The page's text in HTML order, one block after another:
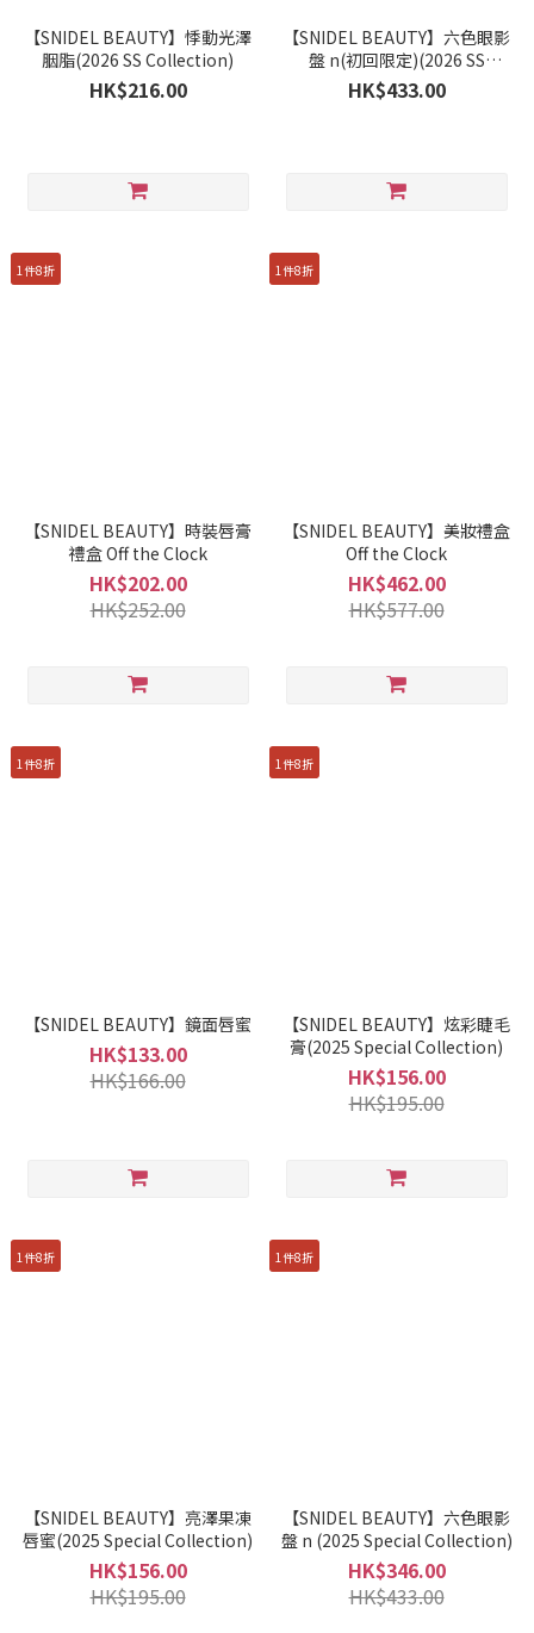
【SNIDEL BEAUTY】悸動光澤
胭脂(2026 SS Collection)
HK$216.00
【SNIDEL BEAUTY】六色眼影
盤 n(初回限定)(2026 SS
Collection)
HK$433.00
1件8折
【SNIDEL BEAUTY】時裝唇膏
禮盒 Off the Clock
HK$202.00
HK$252.00
1件8折
【SNIDEL BEAUTY】美妝禮盒
Off the Clock
HK$462.00
HK$577.00
1件8折
【SNIDEL BEAUTY】鏡面唇蜜
HK$133.00
HK$166.00
1件8折
【SNIDEL BEAUTY】炫彩睫毛
膏(2025 Special Collection)
HK$156.00
HK$195.00
1件8折
【SNIDEL BEAUTY】亮澤果凍
唇蜜(2025 Special Collection)
HK$156.00
HK$195.00
1件8折
【SNIDEL BEAUTY】六色眼影
盤 n (2025 Special Collection)
HK$346.00
HK$433.00